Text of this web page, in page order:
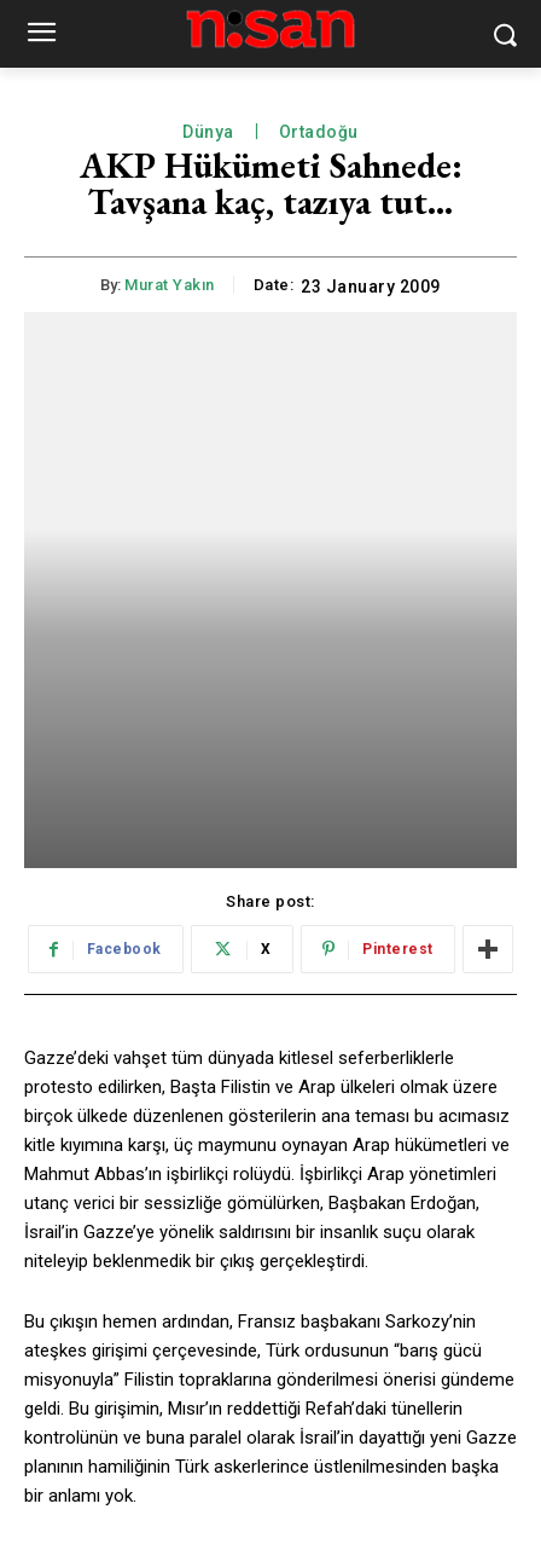
Dünya Ortadoğu
AKP Hükümeti Sahnede:
Tavşana kaç, tazıya tut…
By: Murat Yakın Date: 23 January 2009
Share post:
Facebook X Pinterest
Gazze’deki vahşet tüm dünyada kitlesel seferberliklerle
protesto edilirken, Başta Filistin ve Arap ülkeleri olmak üzere
birçok ülkede düzenlenen gösterilerin ana teması bu acımasız
kitle kıyımına karşı, üç maymunu oynayan Arap hükümetleri ve
Mahmut Abbas’ın işbirlikçi rolüydü. İşbirlikçi Arap yönetimleri
utanç verici bir sessizliğe gömülürken, Başbakan Erdoğan,
İsrail’in Gazze’ye yönelik saldırısını bir insanlık suçu olarak
niteleyip beklenmedik bir çıkış gerçekleştirdi.
Bu çıkışın hemen ardından, Fransız başbakanı Sarkozy’nin
ateşkes girişimi çerçevesinde, Türk ordusunun “barış gücü
misyonuyla” Filistin topraklarına gönderilmesi önerisi gündeme
geldi. Bu girişimin, Mısır’ın reddettiği Refah’daki tünellerin
kontrolünün ve buna paralel olarak İsrail’in dayattığı yeni Gazze
planının hamiliğinin Türk askerlerince üstlenilmesinden başka
bir anlamı yok.